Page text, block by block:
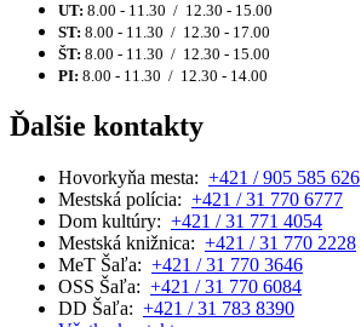
UT: 8.00 - 11.30 / 12.30 - 15.00
ST: 8.00 - 11.30 / 12.30 - 17.00
ŠT: 8.00 - 11.30 / 12.30 - 15.00
PI: 8.00 - 11.30 / 12.30 - 14.00
Ďalšie kontakty
Hovorkyňa mesta: +421 / 905 585 626
Mestská polícia: +421 / 31 770 6777
Dom kultúry: +421 / 31 771 4054
Mestská knižnica: +421 / 31 770 2228
MeT Šaľa: +421 / 31 770 3646
OSS Šaľa: +421 / 31 770 6084
DD Šaľa: +421 / 31 783 8390